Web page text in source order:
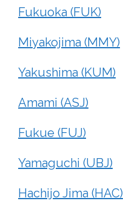
Fukuoka (FUK)
Miyakojima (MMY)
Yakushima (KUM)
Amami (ASJ)
Fukue (FUJ)
Yamaguchi (UBJ)
Hachijo Jima (HAC)